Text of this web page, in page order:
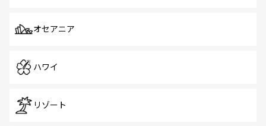
オセアニア
ハワイ
リゾート